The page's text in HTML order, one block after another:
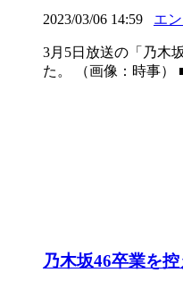
2023/03/06 14:59 エ
3月5日放送の「乃木
た。 （画像：時事）
乃木坂46卒業を